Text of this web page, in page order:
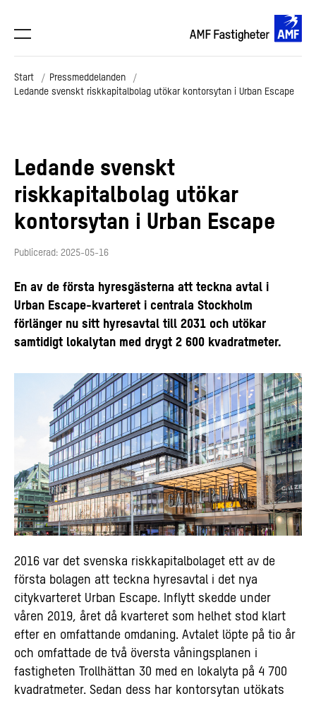
Start
Pressmeddelanden
Ledande svenskt riskkapitalbolag utökar kontorsytan i Urban Escape
Ledande svenskt
riskkapitalbolag utökar
kontorsytan i Urban Escape
Publicerad: 2025-05-16
En av de första hyresgästerna att teckna avtal i
Urban Escape-kvarteret i centrala Stockholm
förlänger nu sitt hyresavtal till 2031 och utökar
samtidigt lokalytan med drygt 2 600 kvadratmeter.
2016 var det svenska riskkapitalbolaget ett av de
första bolagen att teckna hyresavtal i det nya
citykvarteret Urban Escape. Inflytt skedde under
våren 2019, året då kvarteret som helhet stod klart
efter en omfattande omdaning. Avtalet löpte på tio år
och omfattade de två översta våningsplanen i
fastigheten Trollhättan 30 med en lokalyta på 4 700
kvadratmeter. Sedan dess har kontorsytan utökats